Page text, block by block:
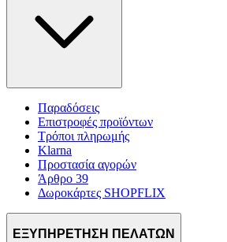
Παραδόσεις
Επιστροφές προϊόντων
Τρόποι πληρωμής
Klarna
Προστασία αγορών
Άρθρο 39
Δωροκάρτες SHOPFLIX
ΕΞΥΠΗΡΕΤΗΣΗ ΠΕΛΑΤΩΝ